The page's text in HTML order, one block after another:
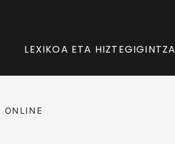
LEXIKOA ETA HIZTEGIGINTZA
ONLINE